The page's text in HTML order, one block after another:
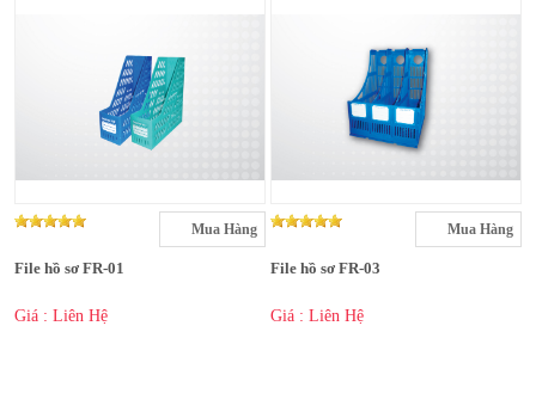
Mua Hàng
File hồ sơ FR-01
Giá : Liên Hệ
Mua Hàng
File hồ sơ FR-03
Giá : Liên Hệ